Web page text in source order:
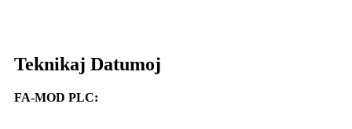
Teknikaj Datumoj
FA-MOD PLC: